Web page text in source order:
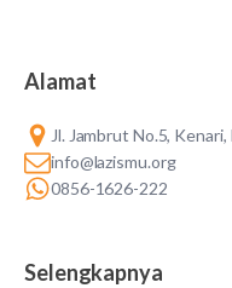
Alamat
Jl. Jambrut No.5,
info@lazismu.org
0856-1626-222
Selengkapnya